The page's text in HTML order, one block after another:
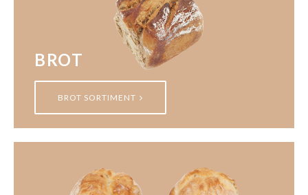
BROT
BROT SORTIMENT